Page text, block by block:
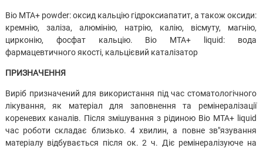
Bio MTA+ powder: оксид кальцію гідроксиапатит, а також оксиди:
кремнію, заліза, алюмінію, натрію, калію, вісмуту, магнію,
цирконію, фосфат кальцію. Bio MTA+ liquid: вода
фармацевтичного якості, кальцієвий каталізатор
ПРИЗНАЧЕННЯ
Виріб призначений для використання під час стоматологічного
лікування, як матеріал для заповнення та ремінералізації
кореневих каналів. Після змішування з рідиною Bio MTA+ liquid
час роботи складає близько. 4 хвилин, а повне зв"язування
матеріалу відбувається після ок. 2 ч. Діє ремінералізуюче на